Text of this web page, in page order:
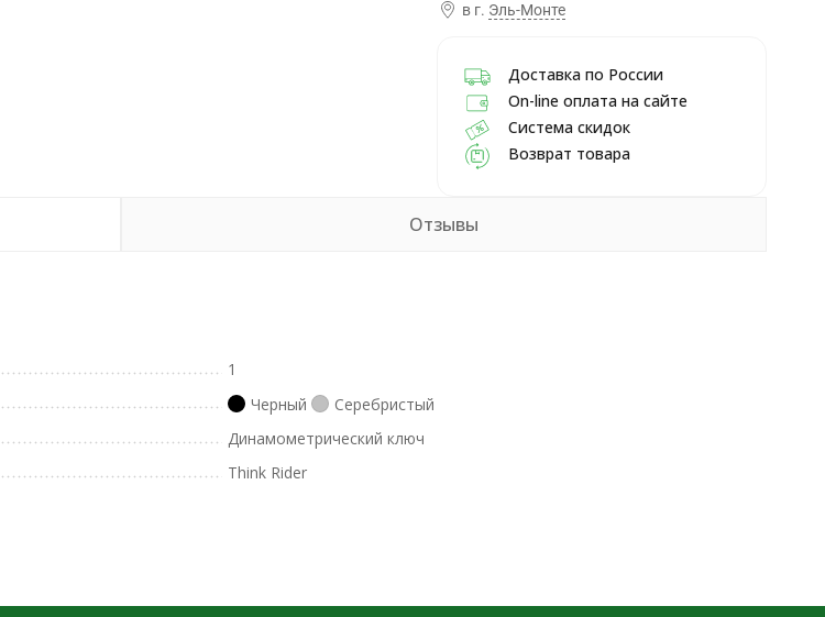
в г. Эль-Монте
Доставка по России
On-line оплата на сайте
Система скидок
Возврат товара
Отзывы
1
Черный
Серебристый
Динамометрический ключ
Think Rider